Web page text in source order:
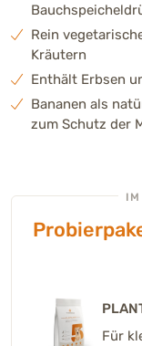
Rein
Kräutern
Enthält Erbsen
Bananen als
zum Schutz der
IM
Für